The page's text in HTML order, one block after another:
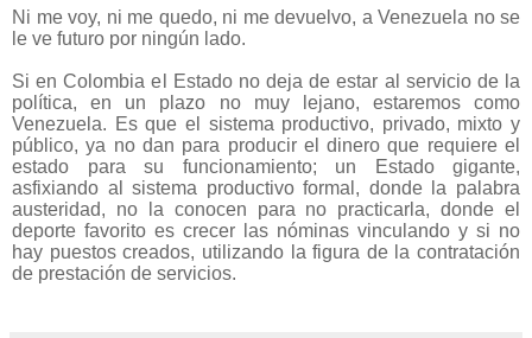
Ni me voy, ni me quedo, ni me devuelvo, a Venezuela no se
le ve futuro por ningún lado.
Si en Colombia el Estado no deja de estar al servicio de la
política, en un plazo no muy lejano, estaremos como
Venezuela. Es que el sistema productivo, privado, mixto y
público, ya no dan para producir el dinero que requiere el
estado para su funcionamiento; un Estado gigante,
asfixiando al sistema productivo formal, donde la palabra
austeridad, no la conocen para no practicarla, donde el
deporte favorito es crecer las nóminas vinculando y si no
hay puestos creados, utilizando la figura de la contratación
de prestación de servicios.